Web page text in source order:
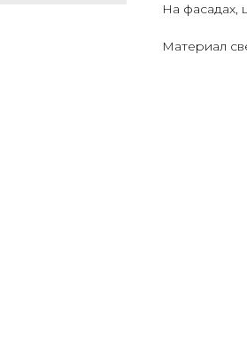
На фасадах,
Материал